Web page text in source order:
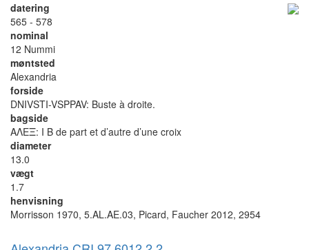
datering
565 - 578
nominal
12 Nummi
møntsted
Alexandria
forside
DNIVSTI-VSPPAV: Buste à droite.
bagside
ΑΛΕΞ: I B de part et d’autre d’une croix
diameter
13.0
vægt
1.7
henvisning
Morrisson 1970, 5.AL.AE.03, Picard, Faucher 2012, 2954